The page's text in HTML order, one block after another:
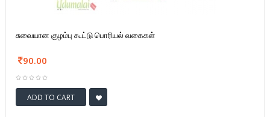
சுவையான குழம்பு கூட்டு பொரியல் வகைகள்
90.00
ADD TO CART